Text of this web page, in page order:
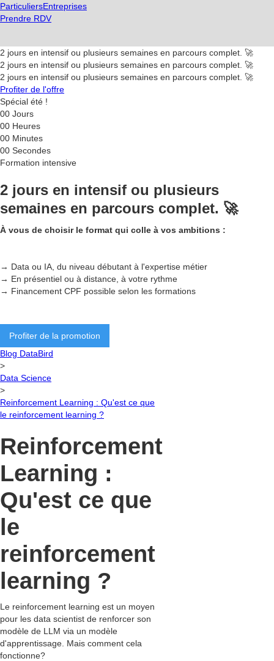
ParticuliersEntreprises
Prendre RDV
2 jours en intensif ou plusieurs semaines en parcours complet. 🚀
2 jours en intensif ou plusieurs semaines en parcours complet. 🚀
2 jours en intensif ou plusieurs semaines en parcours complet. 🚀
Profiter de l'offre
Spécial été !
00 Jours
00 Heures
00 Minutes
00 Secondes
Formation intensive
2 jours en intensif ou plusieurs
semaines en parcours complet. 🚀
À vous de choisir le format qui colle à vos ambitions :
→ Data ou IA, du niveau débutant à l'expertise métier
→ En présentiel ou à distance, à votre rythme
→ Financement CPF possible selon les formations
Profiter de la promotion
Blog DataBird
>
Data Science
>
Reinforcement Learning : Qu'est ce que
le reinforcement learning ?
Reinforcement
Learning :
Qu'est ce que
le
reinforcement
learning ?
Le reinforcement learning est un moyen
pour les data scientist de renforcer son
modèle de LLM via un modèle
d'apprentissage. Mais comment cela
fonctionne?